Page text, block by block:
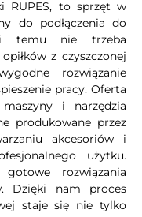
RUPES, to sprzęt w
do podłączenia do
temu nie trzeba
z czyszczonej
rozwiązanie
pracy. Oferta
i narzędzia
produkowane przez
akcesoriów i
użytku.
rozwiązania
Dzięki nam proces
staje się nie tylko